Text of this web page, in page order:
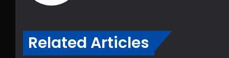
Related Articles